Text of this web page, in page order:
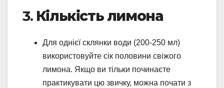
3. Кількість лимона
Для однієї склянки води (200-250 мл)
використовуйте сік половини свіжого
лимона. Якщо ви тільки починаєте
практикувати цю звичку, можна почати з